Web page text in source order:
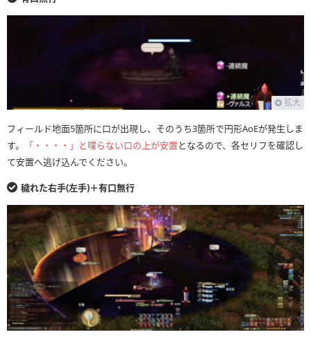
拡大
フィールド地面5箇所に口が出現し、そのうち3箇所で円形AoEが発生しま
す。
「・・・・」と喋らない口の上が安置となるので、各セリフを確認し
て安置へ逃げ込んでください。
穢れた右手(左手)＋有口無行